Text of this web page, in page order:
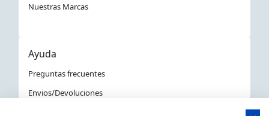
Nuestras Marcas
Ayuda
Preguntas frecuentes
Envios/Devoluciones